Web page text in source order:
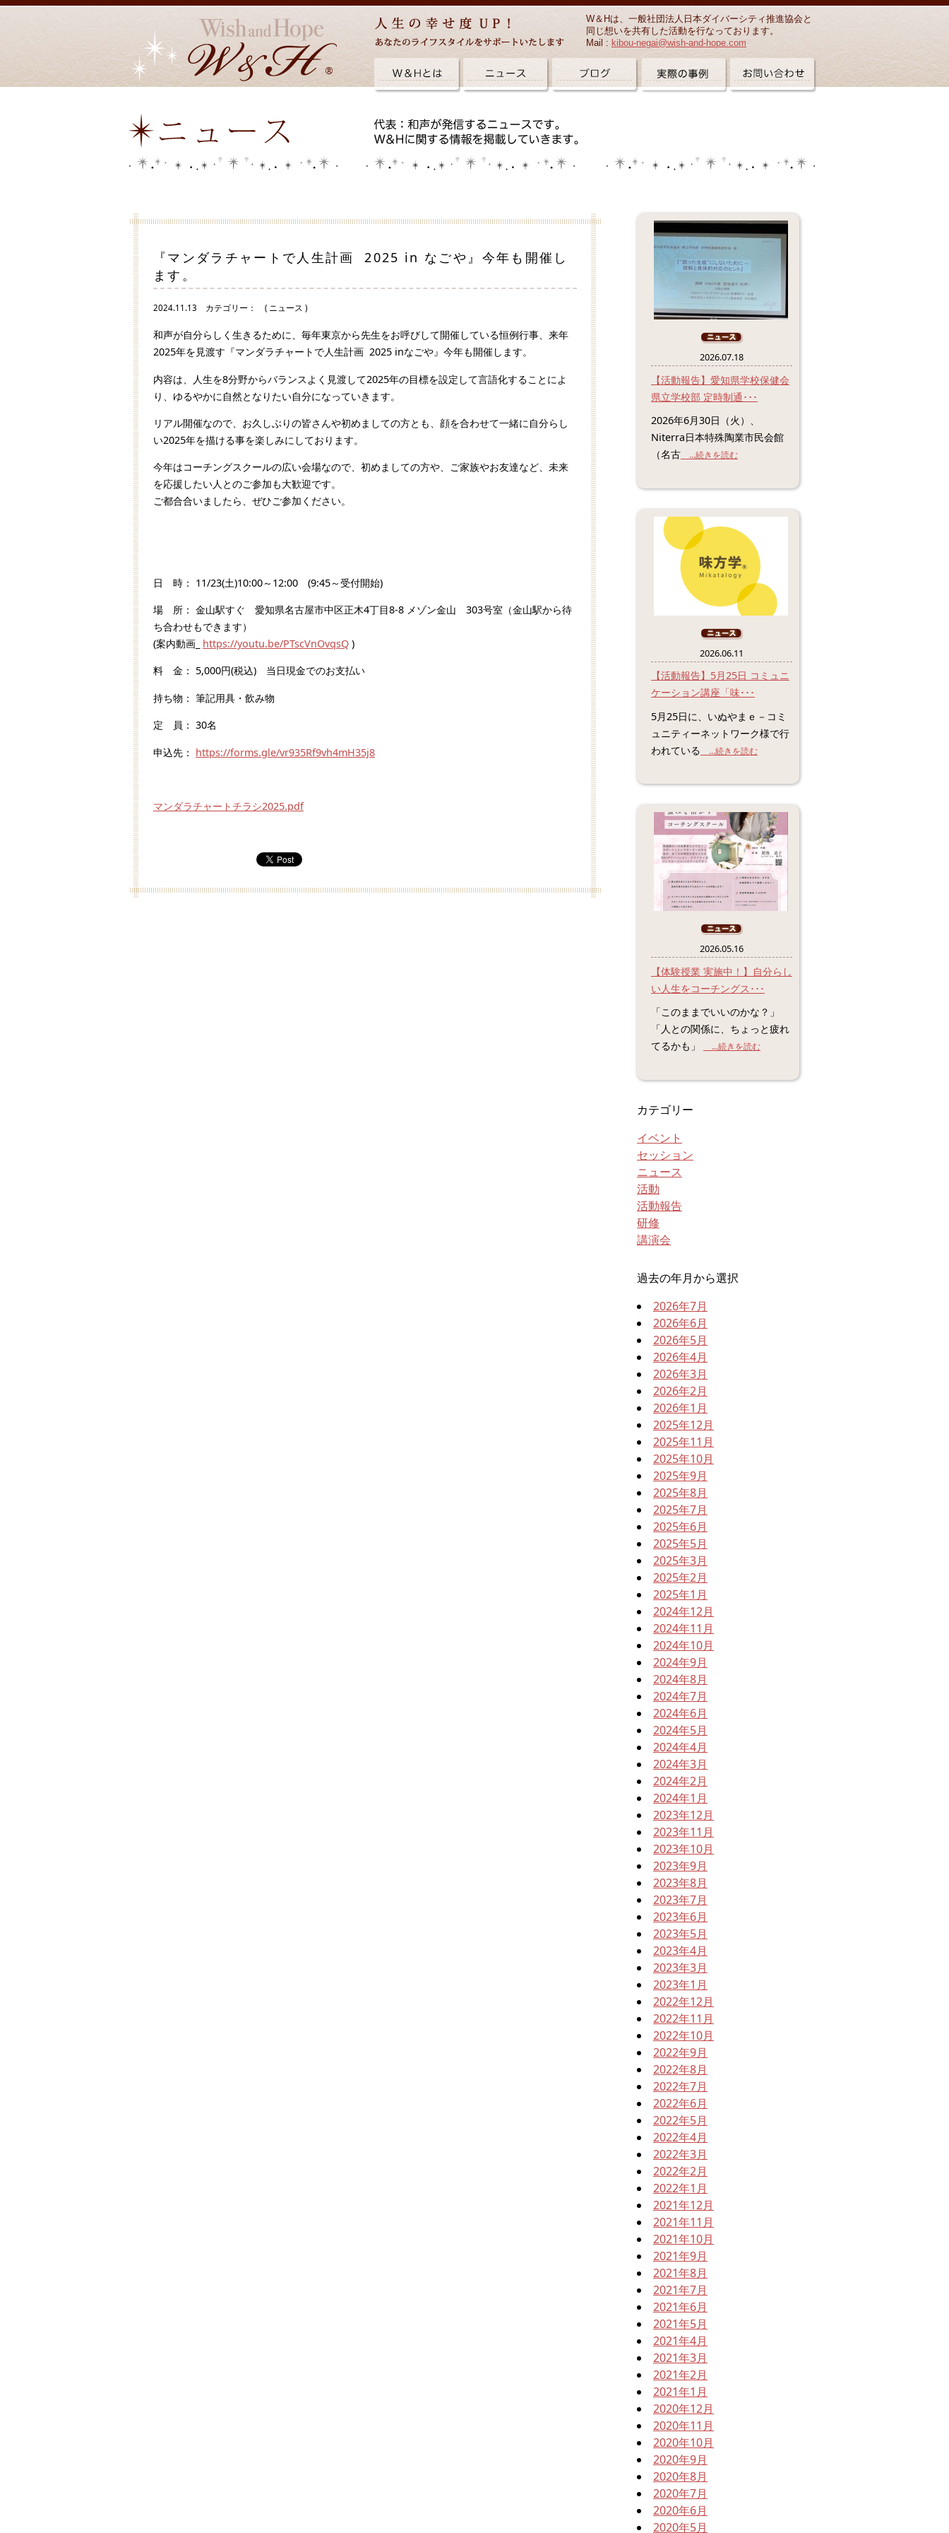
W＆Hは、一般社団法人日本ダイバーシティ推進協会と
同じ想いを共有した活動を行なっております。
Mail : kibou-negai@wish-and-hope.com
『マンダラチャートで人生計画 2025 in なごや』今年も開催し
ます。
2024.11.13 カテゴリー： ( ニュース )
和声が自分らしく生きるために、毎年東京から先生をお呼びして開催している恒例行事、来年
2025年を見渡す『マンダラチャートで人生計画 2025 inなごや』今年も開催します。
内容は、人生を8分野からバランスよく見渡して2025年の目標を設定して言語化することによ
り、ゆるやかに自然となりたい自分になっていきます。
リアル開催なので、お久しぶりの皆さんや初めましての方とも、顔を合わせて一緒に自分らし
い2025年を描ける事を楽しみにしております。
今年はコーチングスクールの広い会場なので、初めましての方や、ご家族やお友達など、未来
を応援したい人とのご参加も大歓迎です。
ご都合合いましたら、ぜひご参加ください。
日 時： 11/23(土)10:00～12:00 (9:45～受付開始)
場 所： 金山駅すぐ 愛知県名古屋市中区正木4丁目8-8 メゾン金山 303号室（金山駅から待
ち合わせもできます）
(案内動画_ https://youtu.be/PTscVnOvqsQ )
料 金： 5,000円(税込) 当日現金でのお支払い
持ち物： 筆記用具・飲み物
定 員： 30名
申込先： https://forms.gle/vr935Rf9vh4mH35j8
マンダラチャートチラシ2025.pdf
2026.07.18
【活動報告】愛知県学校保健会
県立学校部 定時制通･･･
2026年6月30日（火）、
Niterra日本特殊陶業市民会館
（名古 ...続きを読む
2026.06.11
【活動報告】5月25日 コミュニ
ケーション講座「味･･･
5月25日に、いぬやまｅ－コミ
ュニティーネットワーク様で行
われている ...続きを読む
2026.05.16
【体験授業 実施中！】自分らし
い人生をコーチングス･･･
「このままでいいのかな？」
「人との関係に、ちょっと疲れ
てるかも」
...続きを読む
カテゴリー
イベント
セッション
ニュース
活動
活動報告
研修
講演会
過去の年月から選択
2026年7月
2026年6月
2026年5月
2026年4月
2026年3月
2026年2月
2026年1月
2025年12月
2025年11月
2025年10月
2025年9月
2025年8月
2025年7月
2025年6月
2025年5月
2025年3月
2025年2月
2025年1月
2024年12月
2024年11月
2024年10月
2024年9月
2024年8月
2024年7月
2024年6月
2024年5月
2024年4月
2024年3月
2024年2月
2024年1月
2023年12月
2023年11月
2023年10月
2023年9月
2023年8月
2023年7月
2023年6月
2023年5月
2023年4月
2023年3月
2023年1月
2022年12月
2022年11月
2022年10月
2022年9月
2022年8月
2022年7月
2022年6月
2022年5月
2022年4月
2022年3月
2022年2月
2022年1月
2021年12月
2021年11月
2021年10月
2021年9月
2021年8月
2021年7月
2021年6月
2021年5月
2021年4月
2021年3月
2021年2月
2021年1月
2020年12月
2020年11月
2020年10月
2020年9月
2020年8月
2020年7月
2020年6月
2020年5月